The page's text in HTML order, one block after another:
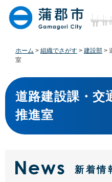
。
て
へ
ホーム > 組織でさがす > 建設部 >
室
本
文
道路建設課・交
推進室
新着情